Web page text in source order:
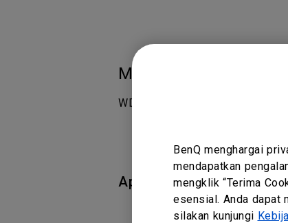
BenQ menghargai
mendapatkan
mengklik “Terima
esensial. Anda dapat
silakan kunjungi
Model yang Berlaku
WDC20 InstaShow S for
Apakah informasi ini